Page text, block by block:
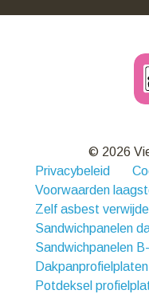
© 2026
Privacybeleid
Voorwaarden
Zelf asbest
Sandwichpanelen
Sandwichpanelen
Dakpanprofielplaten
Potdeksel